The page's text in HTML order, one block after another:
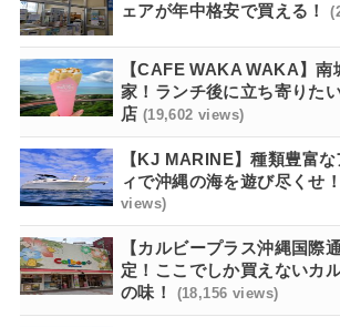
ェアが年中格安で買える！
【CAFE WAKA WAKA】南
家！ランチ後に立ち寄りた
店 (19,602 views)
【KJ MARINE】種類豊富
ィで沖縄の海を遊び尽くせ！
views)
【カルビープラス沖縄国際
定！ここでしか買えないカ
の味！
(18,156 views)